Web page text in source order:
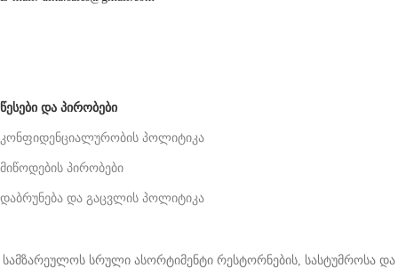
ᲬᲔᲡᲔᲑᲘ ᲓᲐ ᲞᲘᲠᲝᲑᲔᲑᲘ
კონფიდენციალურობის პოლიტიკა
მიწოდების პირობები
დაბრუნება და გაცვლის პოლიტიკა
სამზარეულოს სრული ასორტიმენტი რესტორნების, სასტუმროსა და